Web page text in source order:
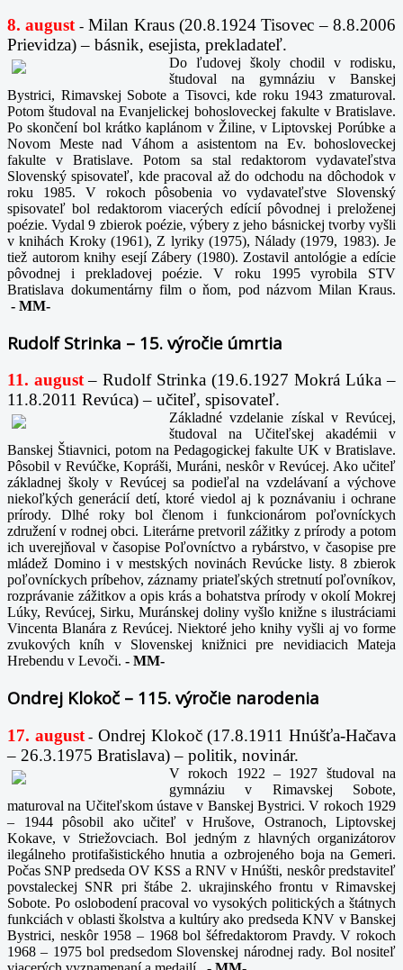
8. august -Milan Kraus (20.8.1924 Tisovec – 8.8.2006
Prievidza) – básnik, esejista, prekladateľ.
Do ľudovej školy chodil v rodisku,
študoval na gymnáziu v Banskej
Bystrici, Rimavskej Sobote a Tisovci, kde roku 1943 zmaturoval.
Potom študoval na Evanjelickej bohosloveckej fakulte v Bratislave.
Po skončení bol krátko kaplánom v Žiline, v Liptovskej Porúbke a
Novom Meste nad Váhom a asistentom na Ev. bohosloveckej
fakulte v Bratislave. Potom sa stal redaktorom vydavateľstva
Slovenský spisovateľ, kde pracoval až do odchodu na dôchodok v
roku 1985. V rokoch pôsobenia vo vydavateľstve Slovenský
spisovateľ bol redaktorom viacerých edícií pôvodnej i preloženej
poézie. Vydal 9 zbierok poézie, výbery z jeho básnickej tvorby vyšli
v knihách Kroky (1961), Z lyriky (1975), Nálady (1979, 1983). Je
tiež autorom knihy esejí Zábery (1980). Zostavil antológie a edície
pôvodnej i prekladovej poézie. V roku 1995 vyrobila STV
Bratislava dokumentárny film o ňom, pod názvom Milan Kraus.
- MM-
Rudolf Strinka – 15. výročie úmrtia
11. august – Rudolf Strinka (19.6.1927 Mokrá Lúka –
11.8.2011 Revúca) – učiteľ, spisovateľ.
Základné vzdelanie získal v Revúcej,
študoval na Učiteľskej akadémii v
Banskej Štiavnici, potom na Pedagogickej fakulte UK v Bratislave.
Pôsobil v Revúčke, Kopráši, Muráni, neskôr v Revúcej. Ako učiteľ
základnej školy v Revúcej sa podieľal na vzdelávaní a výchove
niekoľkých generácií detí, ktoré viedol aj k poznávaniu i ochrane
prírody. Dlhé roky bol členom i funkcionárom poľovníckych
združení v rodnej obci. Literárne pretvoril zážitky z prírody a potom
ich uverejňoval v časopise Poľovníctvo a rybárstvo, v časopise pre
mládež Domino i v mestských novinách Revúcke listy. 8 zbierok
poľovníckych príbehov, záznamy priateľských stretnutí poľovníkov,
rozprávanie zážitkov a opis krás a bohatstva prírody v okolí Mokrej
Lúky, Revúcej, Sirku, Muránskej doliny vyšlo knižne s ilustráciami
Vincenta Blanára z Revúcej. Niektoré jeho knihy vyšli aj vo forme
zvukových kníh v Slovenskej knižnici pre nevidiacich Mateja
Hrebendu v Levoči. - MM-
Ondrej Klokoč – 115. výročie narodenia
17. august- Ondrej Klokoč (17.8.1911 Hnúšťa-Hačava
– 26.3.1975 Bratislava) – politik, novinár.
V rokoch 1922 – 1927 študoval na
gymnáziu v Rimavskej Sobote,
maturoval na Učiteľskom ústave v Banskej Bystrici. V rokoch 1929
– 1944 pôsobil ako učiteľ v Hrušove, Ostranoch, Liptovskej
Kokave, v Striežovciach. Bol jedným z hlavných organizátorov
ilegálneho protifašistického hnutia a ozbrojeného boja na Gemeri.
Počas SNP predseda OV KSS a RNV v Hnúšti, neskôr predstaviteľ
povstaleckej SNR pri štábe 2. ukrajinského frontu v Rimavskej
Sobote. Po oslobodení pracoval vo vysokých politických a štátnych
funkciách v oblasti školstva a kultúry ako predseda KNV v Banskej
Bystrici, neskôr 1958 – 1968 bol šéfredaktorom Pravdy. V rokoch
1968 – 1975 bol predsedom Slovenskej národnej rady. Bol nositeľ